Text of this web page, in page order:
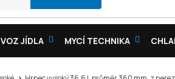
JÍDLA MYCÍ TECHNIKA